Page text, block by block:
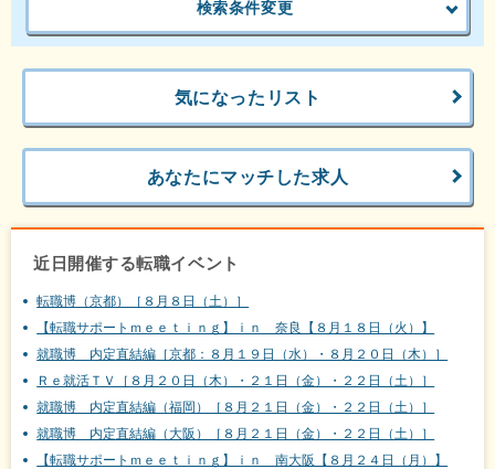
検索条件変更
気になったリスト
あなたにマッチした求人
近日開催する転職イベント
転職博（京都）［８月８日（土）］
【転職サポートｍｅｅｔｉｎｇ】ｉｎ 奈良【８月１８日（火）】
就職博 内定直結編［京都：８月１９日（水）・８月２０日（木）］
Ｒｅ就活ＴＶ［８月２０日（木）・２１日（金）・２２日（土）］
就職博 内定直結編（福岡）［８月２１日（金）・２２日（土）］
就職博 内定直結編（大阪）［８月２１日（金）・２２日（土）］
【転職サポートｍｅｅｔｉｎｇ】ｉｎ 南大阪【８月２４日（月）】